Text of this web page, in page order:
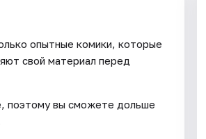
опытные комики, которые
свой материал перед
поэтому вы сможете дольше